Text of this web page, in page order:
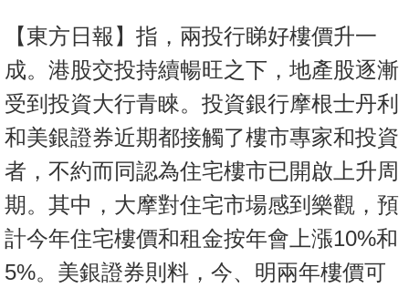
谷
按
揭
地
產
博
客
地
產
【東方日報】指，兩投行睇好樓價升一
成。港股交投持續暢旺之下，地產股逐漸
受到投資大行青睞。投資銀行摩根士丹利
和美銀證券近期都接觸了樓市專家和投資
者，不約而同認為住宅樓市已開啟上升周
期。其中，大摩對住宅市場感到樂觀，預
計今年住宅樓價和租金按年會上漲10%和
5%。美銀證券則料，今、明兩年樓價可